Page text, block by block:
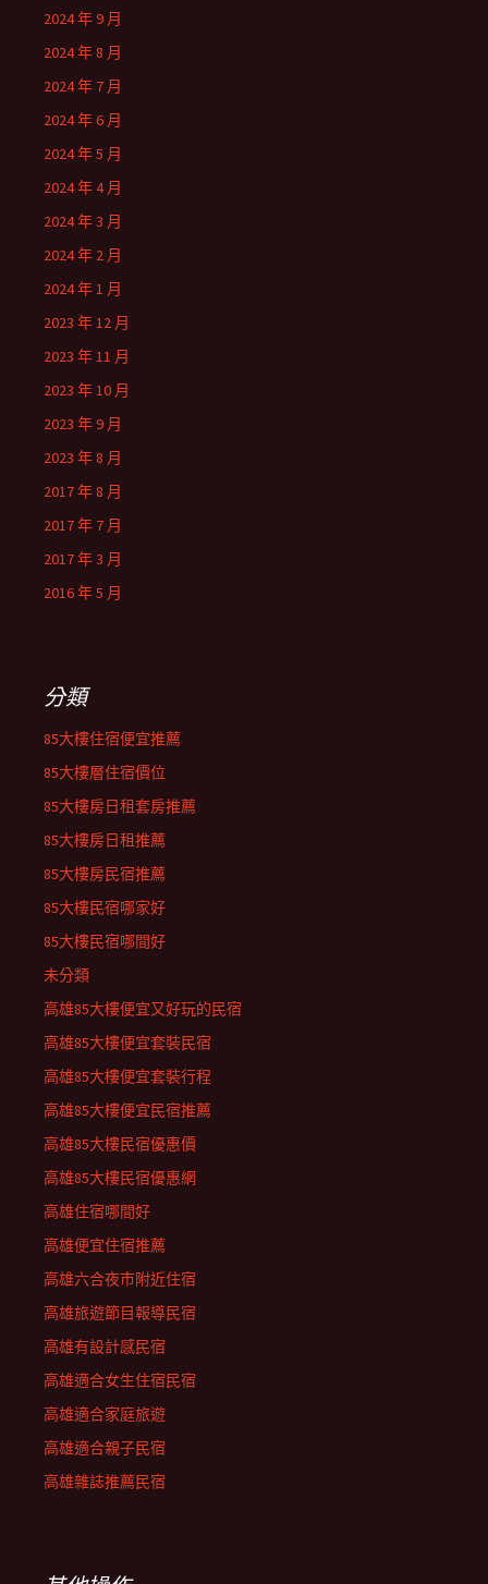
2024 年 9 月
2024 年 8 月
2024 年 7 月
2024 年 6 月
2024 年 5 月
2024 年 4 月
2024 年 3 月
2024 年 2 月
2024 年 1 月
2023 年 12 月
2023 年 11 月
2023 年 10 月
2023 年 9 月
2023 年 8 月
2017 年 8 月
2017 年 7 月
2017 年 3 月
2016 年 5 月
分類
85大樓住宿便宜推薦
85大樓層住宿價位
85大樓房日租套房推薦
85大樓房日租推薦
85大樓房民宿推薦
85大樓民宿哪家好
85大樓民宿哪間好
未分類
高雄85大樓便宜又好玩的民宿
高雄85大樓便宜套裝民宿
高雄85大樓便宜套裝行程
高雄85大樓便宜民宿推薦
高雄85大樓民宿優惠價
高雄85大樓民宿優惠網
高雄住宿哪間好
高雄便宜住宿推薦
高雄六合夜市附近住宿
高雄旅遊節目報導民宿
高雄有設計感民宿
高雄適合女生住宿民宿
高雄適合家庭旅遊
高雄適合親子民宿
高雄雜誌推薦民宿